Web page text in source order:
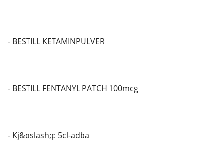
- BESTILL KETAMINPULVER
- BESTILL FENTANYL PATCH 100mcg
- Kj&oslash;p 5cl-adba